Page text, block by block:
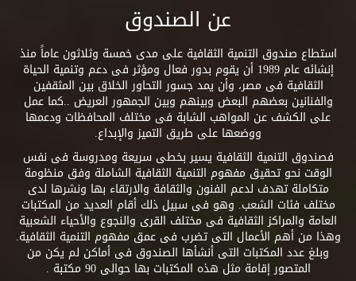
عن الصندوق
استطاع صندوق التنمية الثقافية على مدى خمسة وثلاثون عاماً منذ
إنشائه عام 1989 أن يقوم بدور فعال ومؤثر فى دعم وتنمية الحياة
الثقافية فى مصر، وأن يمد جسور التحاور الخلاق بين المثقفين
والفنانين بعضهم البعض وبينهم وبين الجمهور العريض ..كما عمل
على الكشف عن المواهب الشابة فى مختلف المحافظات ودعمها
ووضعها على طريق التميز والإبداع.
فصندوق التنمية الثقافية يسير بخطى سريعة ومدروسة فى نفس
الوقت نحو تحقيق مفهوم التنمية الثقافية الشاملة وفق منظومة
متكاملة تهدف لدعم الفنون والثقافة والارتقاء بها ونشرها لدى
مختلف فئات الشعب. وهو فى سبيل ذلك أقام العديد من المكتبات
العامة والمراكز الثقافية فى مختلف القرى والنجوع والأحياء الشعبية
وهذا من أهم الأعمال التى تضرب فى عمق مفهوم التنمية الثقافية.
وبلغ عدد المكتبات التى أنشأها الصندوق فى أماكن لم يكن من
المتصور إقامة مثل هذه المكتبات بها حوالى 90 مكتبة .